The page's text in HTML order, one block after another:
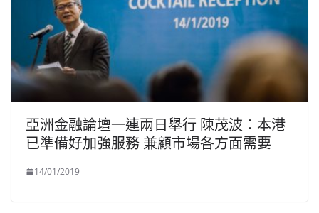
亞洲金融論壇一連兩日舉行 陳茂波：本港
已準備好加強服務 兼顧市場各方面需要
14/01/2019